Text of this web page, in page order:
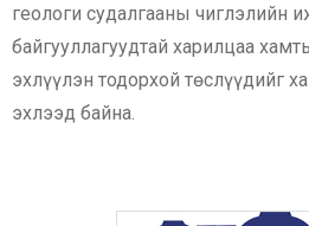
геологи судалгааны чиглэлийн
байгууллагуудтай харилцаа
эхлүүлэн тодорхой төслүүдийг
эхлээд байна.